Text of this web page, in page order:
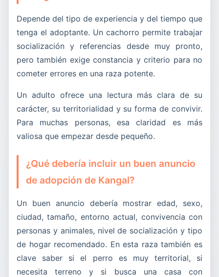
Depende del tipo de experiencia y del tiempo que
tenga el adoptante. Un cachorro permite trabajar
socialización y referencias desde muy pronto,
pero también exige constancia y criterio para no
cometer errores en una raza potente.
Un adulto ofrece una lectura más clara de su
carácter, su territorialidad y su forma de convivir.
Para muchas personas, esa claridad es más
valiosa que empezar desde pequeño.
¿Qué debería incluir un buen anuncio
de adopción de Kangal?
Un buen anuncio debería mostrar edad, sexo,
ciudad, tamaño, entorno actual, convivencia con
personas y animales, nivel de socialización y tipo
de hogar recomendado. En esta raza también es
clave saber si el perro es muy territorial, si
necesita terreno y si busca una casa con